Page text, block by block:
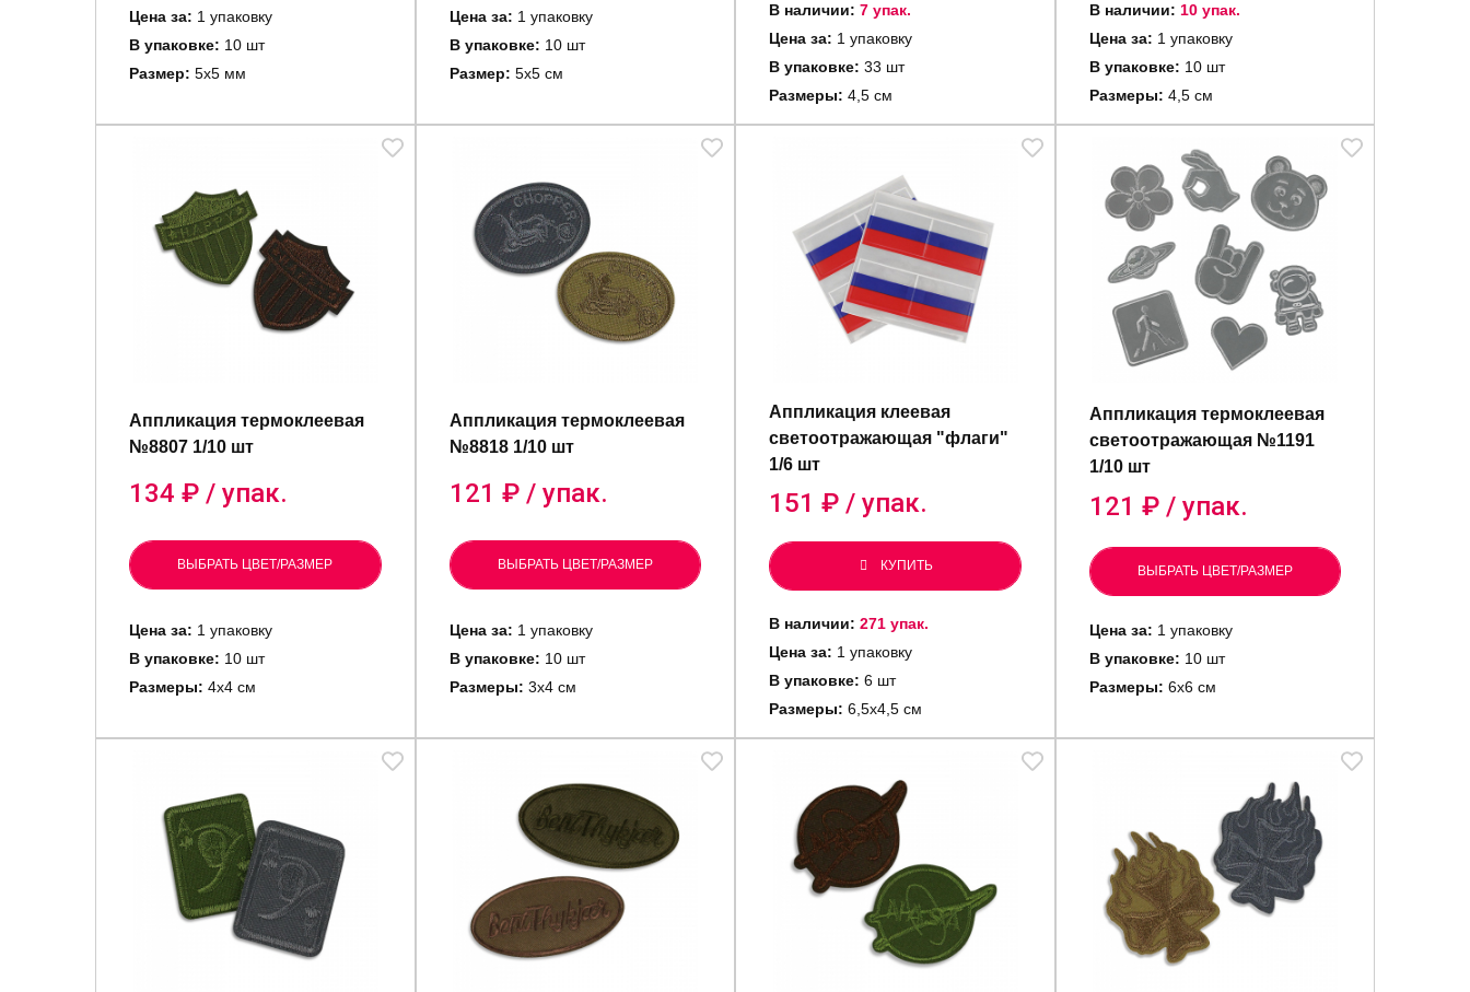
Цена за: 1 упаковку
В упаковке: 10 шт
Размер: 5х5 мм
Цена за: 1 упаковку
В упаковке: 10 шт
Размер: 5х5 см
В наличии: 7 упак.
Цена за: 1 упаковку
В упаковке: 33 шт
Размеры: 4,5 см
В наличии: 10 упак.
Цена за: 1 упаковку
В упаковке: 10 шт
Размеры: 4,5 см
Аппликация термоклеевая
№8807 1/10 шт
134 ₽ / упак.
ВЫБРАТЬ ЦВЕТ/РАЗМЕР
Цена за: 1 упаковку
В упаковке: 10 шт
Размеры: 4х4 см
Аппликация термоклеевая
№8818 1/10 шт
121 ₽ / упак.
ВЫБРАТЬ ЦВЕТ/РАЗМЕР
Цена за: 1 упаковку
В упаковке: 10 шт
Размеры: 3х4 см
Аппликация клеевая
светоотражающая "флаги"
1/6 шт
151 ₽ / упак.
КУПИТЬ
В наличии: 271 упак.
Цена за: 1 упаковку
В упаковке: 6 шт
Размеры: 6,5х4,5 см
Аппликация термоклеевая
светоотражающая №1191
1/10 шт
121 ₽ / упак.
ВЫБРАТЬ ЦВЕТ/РАЗМЕР
Цена за: 1 упаковку
В упаковке: 10 шт
Размеры: 6х6 см